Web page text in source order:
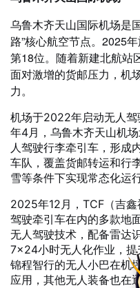
乌鲁木齐天山国际机场是
路”核心航空节点。2025
第18位。随着新建北航站
面对激增的货邮压力，机
力。
机场于2022年启动无人
年4月，乌鲁木齐天山机
人驾驶行李牵引车，形成
车队，覆盖货邮转运和行
雪等条件下实现常态化运行
2025年12月，TCF（吉
驾驶牵引车在内的多款地
无人驾驶技术，配备雷达
7×24小时无人化作业，提
锦程智行的无人小巴在机
应用，其他无人装备也在